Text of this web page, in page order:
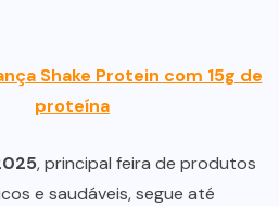
Shake Protein com 15g de
proteína
, principal feira de produtos
e saudáveis, segue até